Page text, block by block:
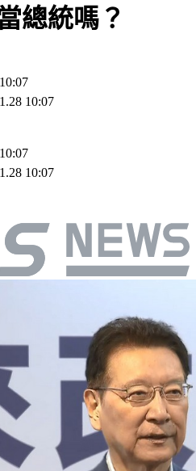
總統嗎？
10:07
10:07